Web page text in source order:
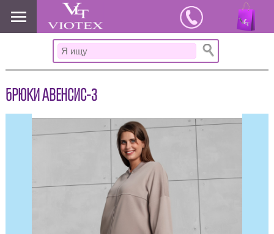
www.viotex37.ru
БРЮКИ АВЕНСИС-3